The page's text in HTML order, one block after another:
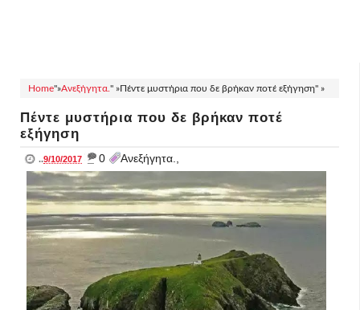
Home"»Ανεξήγητα. " »Πέντε μυστήρια που δε βρήκαν ποτέ εξήγηση" »
Πέντε μυστήρια που δε βρήκαν ποτέ
εξήγηση
..9/10/2017 _ 0 Ανεξήγητα.,